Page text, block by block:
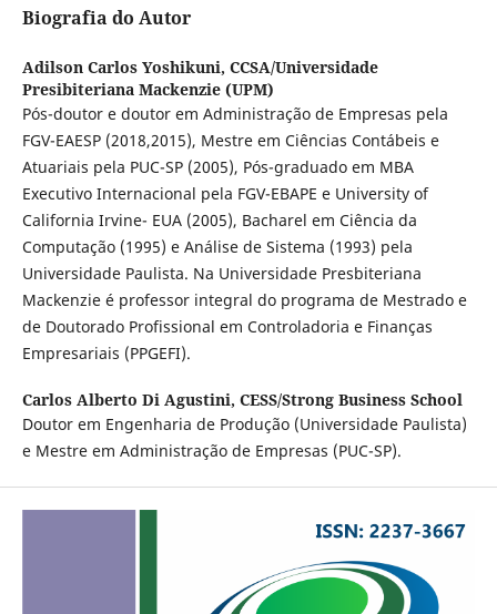
Biografia do Autor
Adilson Carlos Yoshikuni, CCSA/Universidade
Presibiteriana Mackenzie (UPM)
Pós-doutor e doutor em Administração de Empresas pela
FGV-EAESP (2018,2015), Mestre em Ciências Contábeis e
Atuariais pela PUC-SP (2005), Pós-graduado em MBA
Executivo Internacional pela FGV-EBAPE e University of
California Irvine- EUA (2005), Bacharel em Ciência da
Computação (1995) e Análise de Sistema (1993) pela
Universidade Paulista. Na Universidade Presbiteriana
Mackenzie é professor integral do programa de Mestrado e
de Doutorado Profissional em Controladoria e Finanças
Empresariais (PPGEFI).
Carlos Alberto Di Agustini, CESS/Strong Business School
Doutor em Engenharia de Produção (Universidade Paulista)
e Mestre em Administração de Empresas (PUC-SP).